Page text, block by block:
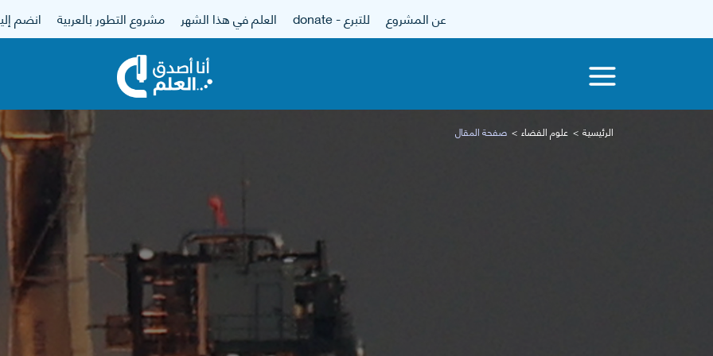
عن المشروع للتبرع - donate العلم في هذا الشهر مشروع التطور بالعربية انضم
الرئيسية علوم الفضاء صفحة المقال